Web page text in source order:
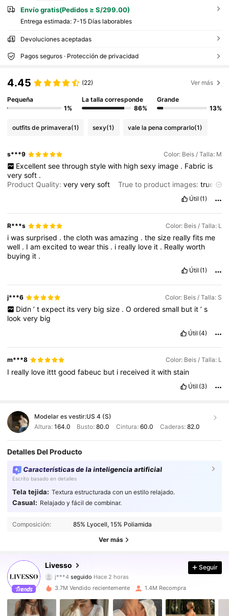
Envío gratis(Pedidos ≥ S/299.00)
Entrega estimada: 7-15 Días laborables
Devoluciones aceptadas
Pagos seguros · Protección de privacidad
4.45 (22) Ver más
Pequeña
1%
La talla corresponde
86%
Grande
13%
outfits de primavera(1) sexy(1) vale la pena comprarlo(1)
s***9 Color: Beis / Talla: M
Excellent see through style with high sexy image . Fabric is
verysoft .
Product Quality:veryverysoft True to product images:true
Útil (1)
R***s Color: Beis / Talla: L
iwassurprised .theclothwasamazing .thesize reallyfits me
well . Iamexcitedtowearthis . i really love it . Reallyworth
buying it .
Útil (1)
j***6 Color: Beis / Talla: S
Didn ’ t expect its very big size . O ordered small but it ’ s
lookvery big
Útil (4)
m***8 Color: Beis / Talla: L
I really love itttgoodfabeuc but i received itwithstain
Útil (3)
Modelar es vestir:US 4 (S)
Altura: 164.0 Busto:80.0 Cintura: 60.0 Caderas: 82.0
Detalles Del Producto
Características de la inteligencia artificial
Escrito basado en detalles
Tela tejida: Textura estructurada con un estilo relajado.
Casual: Relajado y fácil de combinar.
Composición: 85% Lyocell, 15% Poliamida
Ver más
Livesso
4.84 800K Seguidores
800K Seguidores
4.84 800K Seguidores
4.84 800K Seguidores
Seguir
3.7M Vendido recientemente 1.4M Recompra